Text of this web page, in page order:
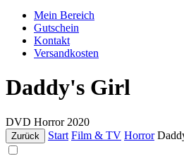
Mein Bereich
Gutschein
Kontakt
Versandkosten
Daddy's Girl
DVD Horror 2020
Zurück Start Film & TV Horror